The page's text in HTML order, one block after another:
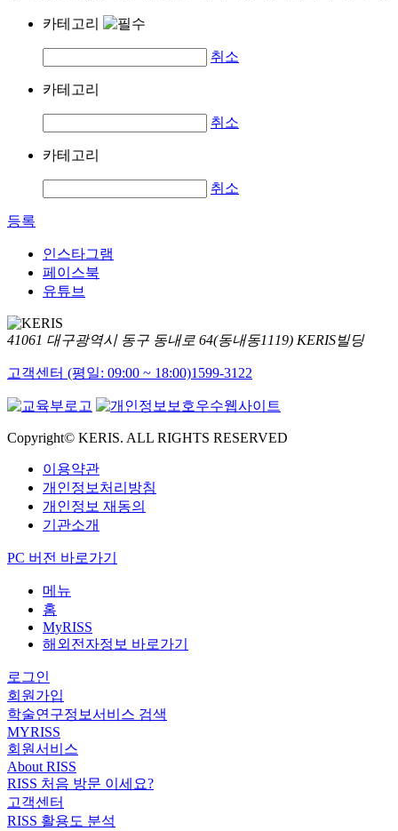
카테고리
취소
카테고리
취소
카테고리
취소
등록
인스타그램
페이스북
유튜브
41061 대구광역시 동구 동내로 64(동내동1119) KERIS빌딩
고객센터 (평일: 09:00 ~ 18:00)1599-3122
Copyright© KERIS. ALL RIGHTS RESERVED
이용약관
개인정보처리방침
개인정보 재동의
기관소개
PC 버전 바로가기
메뉴
홈
MyRISS
해외전자정보 바로가기
로그인
회원가입
학술연구정보서비스 검색
MYRISS
회원서비스
About RISS
RISS 처음 방문 이세요?
고객센터
RISS 활용도 분석